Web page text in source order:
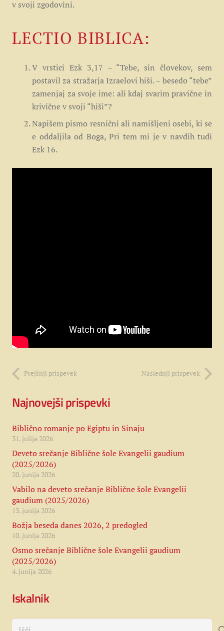
v svoji zgodovini.
LECTIO BIBLICA:
V vrstici Ezk 3,17 – “Tebe, sin človekov, sem
postavil za stražarja Izraelovi hiši. – besedo “tebe”
zamenjaj za svoje ime: ali kdaj svarim pravične in
krivične v svoji “hiši”?
Napišem pismo resnični ali namišljeni osebi, ki se
e oddaljila od Boga, Pri tem mi je v navdih tudi
Ezk 16.
Prejšnji prispevek Naslednji prispevek
Najnovejši prispevki
Biblično romanje po Egiptu in Sinaju
31. julija 2026
Deveto srečanje Biblične šole Evangelii gaudium
(2025/2026)
20. junija 2026
Vabilo na deveto srečanje Biblične šole Evangelii
gaudium (2025/2026)
13. junija 2026
Božja beseda danes 2026, 2 predogled
10. junija 2026
Osmo srečanje Biblične šole Evangelii gaudium
(2025/2026)
4. junija 2026
Iskalnik
Išči: